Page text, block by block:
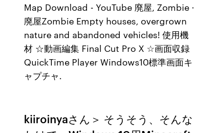
Map Download - YouTube 廃屋, Zombie ·
廃屋Zombie Empty houses, overgrown
nature and abandoned vehicles! 使用機
材 ☆動画編集 Final Cut Pro X ☆画面収録
QuickTime Player Windows10標準画面キ
ャプチャ.
kiiroinyaさん＞ そうそう、そんな